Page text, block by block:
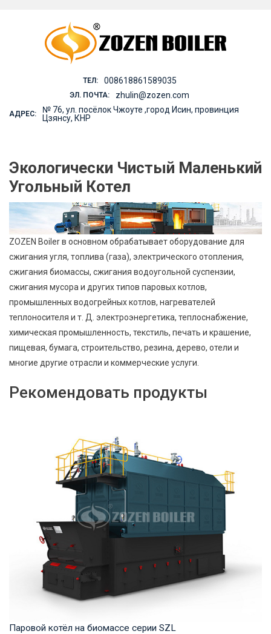
ТЕЛ: 008618861589035
ЭЛ. ПОЧТА: zhulin@zozen.com
АДРЕС:
№ 76, ул. посёлок Чжоуте ,город Исин, провинция
Цзянсу, КНР
Экологически Чистый Маленький
Угольный Котел
ZOZEN Boiler в основном обрабатывает оборудование для
сжигания угля, топлива (газа), электрического отопления,
сжигания биомассы, сжигания водоугольной суспензии,
сжигания мусора и других типов паровых котлов,
промышленных водогрейных котлов, нагревателей
теплоносителя и т. Д. электроэнергетика, теплоснабжение,
химическая промышленность, текстиль, печать и крашение,
пищевая, бумага, строительство, резина, дерево, отели и
многие другие отрасли и коммерческие услуги.
Рекомендовать продукты
Паровой котёл на биомассе серии SZL